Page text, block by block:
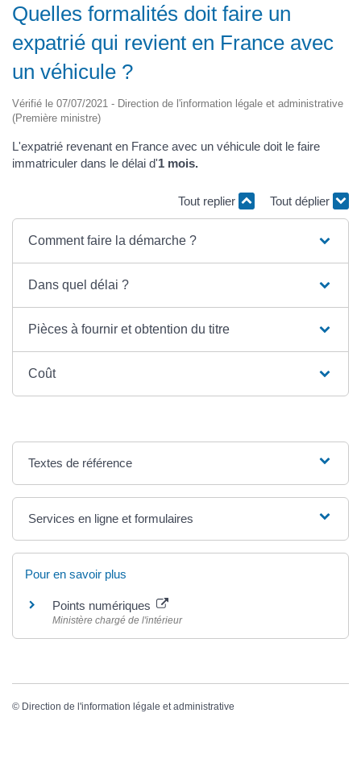
Quelles formalités doit faire un
expatrié qui revient en France avec
un véhicule ?
Vérifié le 07/07/2021 - Direction de l'information légale et administrative
(Première ministre)
L'expatrié revenant en France avec un véhicule doit le faire
immatriculer dans le délai d'1 mois.
Tout replier Tout déplier
Comment faire la démarche ?
Dans quel délai ?
Pièces à fournir et obtention du titre
Coût
Textes de référence
Services en ligne et formulaires
Pour en savoir plus
Points numériques
Ministère chargé de l'intérieur
© Direction de l'information légale et administrative